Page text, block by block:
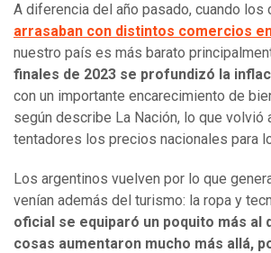
A diferencia del año pasado, cuando los
arrasaban con distintos comercios
nuestro país es más barato
finales de 2023 se profundizó la
con un importante encarecimiento de
según describe La Nación, lo que volvió
tentadores los precios nacionales para
Los argentinos vuelven por lo que
venían además del turismo: la ropa y
oficial se equiparó un poquito más al
cosas aumentaron mucho más allá,